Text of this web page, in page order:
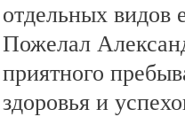
отдельных видов
Пожелал
приятного
здоровья и